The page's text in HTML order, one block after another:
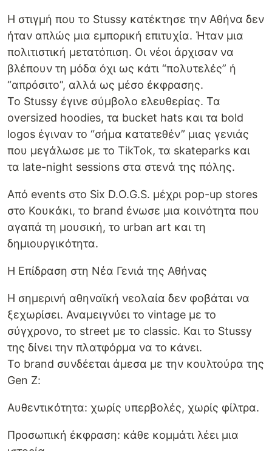
Η στιγμή που το Stussy κατέκτησε την Αθήνα δεν
ήταν απλώς μια εμπορική επιτυχία. Ήταν μια
πολιτιστική μετατόπιση. Οι νέοι άρχισαν να
βλέπουν τη μόδα όχι ως κάτι “πολυτελές” ή
“απρόσιτο”, αλλά ως μέσο έκφρασης.
Το Stussy έγινε σύμβολο ελευθερίας. Τα
oversized hoodies, τα bucket hats και τα bold
logos έγιναν το “σήμα κατατεθέν” μιας γενιάς
που μεγάλωσε με το TikTok, τα skateparks και
τα late-night sessions στα στενά της πόλης.
Από events στο Six D.O.G.S. μέχρι pop-up stores
στο Κουκάκι, το brand ένωσε μια κοινότητα που
αγαπά τη μουσική, το urban art και τη
δημιουργικότητα.
Η Επίδραση στη Νέα Γενιά της Αθήνας
Η σημερινή αθηναϊκή νεολαία δεν φοβάται να
ξεχωρίσει. Αναμειγνύει το vintage με το
σύγχρονο, το street με το classic. Και το Stussy
της δίνει την πλατφόρμα να το κάνει.
Το brand συνδέεται άμεσα με την κουλτούρα της
Gen Z:
Αυθεντικότητα: χωρίς υπερβολές, χωρίς φίλτρα.
Προσωπική έκφραση: κάθε κομμάτι λέει μια